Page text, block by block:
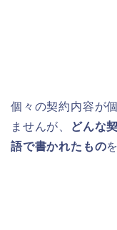
個々の契約内容が
ませんが、
どんな
語で書かれたもの